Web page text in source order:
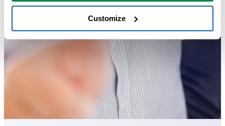
Customize